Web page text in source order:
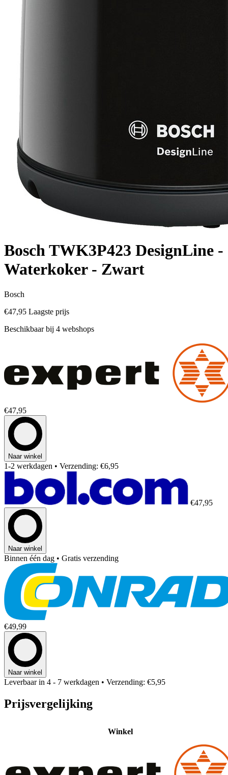
Bosch TWK3P423 DesignLine -
Waterkoker - Zwart
Bosch
€47,95 Laagste prijs
Beschikbaar bij 4 webshops
€47,95
Naar winkel
1-2 werkdagen • Verzending: €6,95
€47,95
Naar winkel
Binnen één dag • Gratis verzending
€49,99
Naar winkel
Leverbaar in 4 - 7 werkdagen • Verzending: €5,95
Prijsvergelijking
Winkel